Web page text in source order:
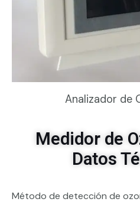
Analizador de
Medidor de
Datos
Método de detección de